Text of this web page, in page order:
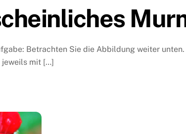
Betrachten Sie die Abbildung weiter unten.
jeweils mit […]